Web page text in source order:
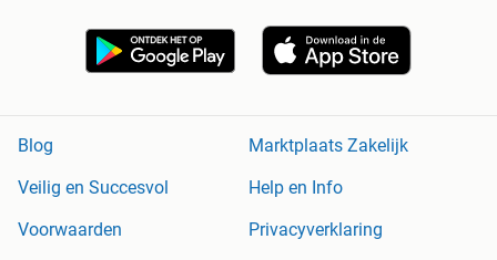
Blog
Marktplaats Zakelijk
Veilig en Succesvol
Help en Info
Voorwaarden
Privacyverklaring